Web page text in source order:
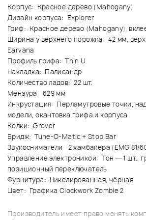
Корпус: Красное дерево (Mahogany)
Дизайн корпуса: Explorer
Гриф: Красное дерево (Mahogany),
Ширина у верхнего порожка: 42 мм,
Earvana
Профиль грифа: Thin U
Накладка: Палисандр
Количество ладов: 22 шт.
Мензура: 629 мм
Инкрустация: Перламутровые точки,
модели, окантовка грифа и корпуса
Колки: Grover
Бридж: Tune-O-Matic + Stop Bar
Звукосниматели: 2 хамбакера (EMG 81/
Управление электроникой: Тон — 1 шт.,
позиционный переключатель
Фурнитура: Никелированная, чёрная
Цвет: Графика Clockwork Zombie 2
Производитель имеет право менять